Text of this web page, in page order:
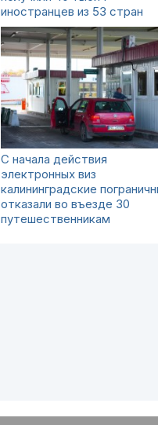
иностранцев из 53 стран
С начала действия
электронных виз
калининградские
отказали во въезде 30
путешественникам